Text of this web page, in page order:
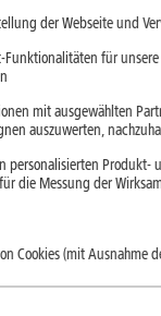
Login-
zu
Passwort-
nicht mehr
Deinen
Passwort.[1]
der Webseite und
Funktionalitäten für
mit ausgewählten
auszuwerten,
personalisierten Produkt-
die Messung der
Cookies (mit Ausnahme